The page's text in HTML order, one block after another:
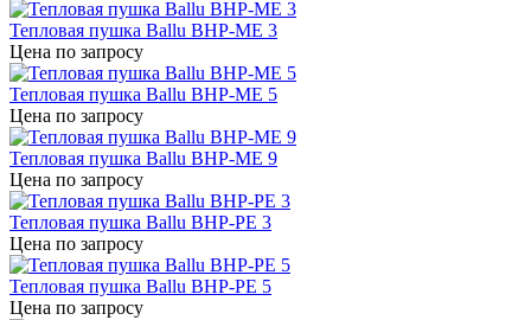
Тепловая пушка Ballu BHP-ME 3
Цена по запросу
Тепловая пушка Ballu BHP-ME 5
Цена по запросу
Тепловая пушка Ballu BHP-ME 9
Цена по запросу
Тепловая пушка Ballu BHP-PE 3
Цена по запросу
Тепловая пушка Ballu BHP-PE 5
Цена по запросу